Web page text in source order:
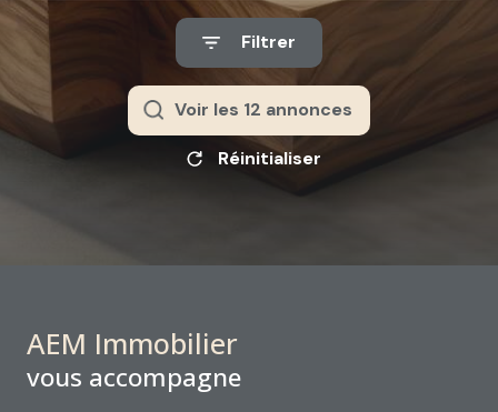
Filtrer
Voir les 12 annonces
Réinitialiser
AEM Immobilier
vous accompagne